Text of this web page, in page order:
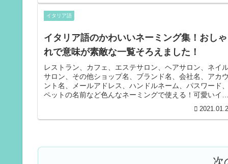
イタリア語
イタリア語のかわいいネーミング集！おしゃ
れで意味が素敵な一覧そろえました！
レストラン、カフェ、エステサロン、ヘアサロン、ネイ
サロン、その他ショップ名、ブランド名、会社名、アカ
ント名、メールアドレス、ハンドルネーム、パスワード
ペットの名前など色んなネーミングで使える！可愛いイ